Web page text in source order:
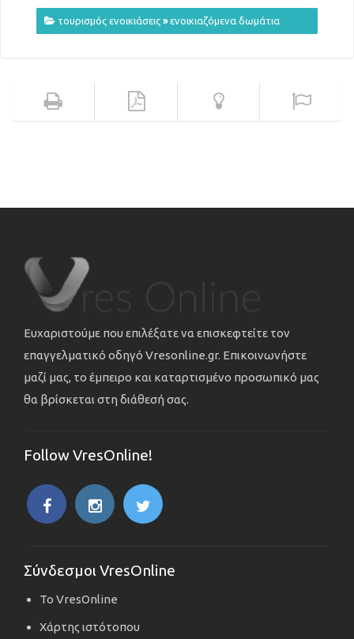
τουρισμός ενοικιάσεις »ενοικιαζόμενα δωμάτια
Ευχαριστούμε που επιλέξατε να επισκεφτείτε τον
επαγγελματικό οδηγό Vresonline.gr. Επικοινωνήστε
μαζί μας, το έμπειρο και καταρτισμένο προσωπικό μας
θα βρίσκεται στη διάθεσή σας.
Follow VresOnline!
Σύνδεσμοι VresOnline
Το VresOnline
Χάρτης ιστότοπου